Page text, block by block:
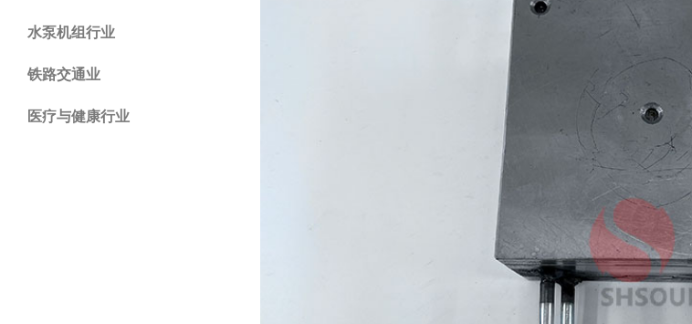
水泵机组行业
铁路交通业
医疗与健康行业